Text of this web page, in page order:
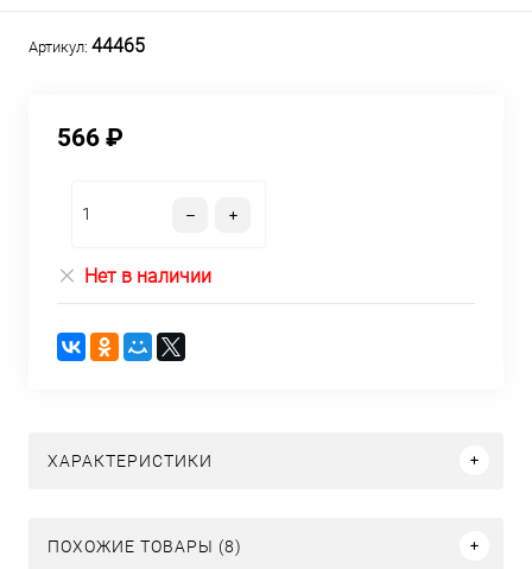
Артикул: 44465
566 ₽
Нет в наличии
ХАРАКТЕРИСТИКИ
ПОХОЖИЕ ТОВАРЫ (8)